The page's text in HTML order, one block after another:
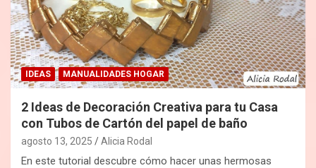
IDEAS MANUALIDADES HOGAR
2 Ideas de Decoración Creativa para tu Casa
con Tubos de Cartón del papel de baño
agosto 13, 2025 Alicia Rodal
En este tutorial descubre cómo hacer unas hermosas